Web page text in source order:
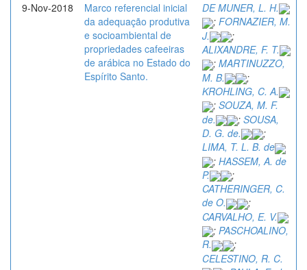
9-Nov-2018
Marco referencial inicial
da adequação produtiva
e socioambiental de
propriedades cafeeiras
de arábica no Estado do
Espírito Santo.
DE MUNER, L. H.
; FORNAZIER, M.
J.
;
ALIXANDRE, F. T.
; MARTINUZZO,
M. B.
;
KROHLING, C. A.
; SOUZA, M. F.
de.
; SOUSA,
D. G. de.
;
LIMA, T. L. B. de
; HASSEM, A. de
P.
;
CATHERINGER, C.
de O.
;
CARVALHO, E. V.
; PASCHOALINO,
R.
;
CELESTINO, R. C.